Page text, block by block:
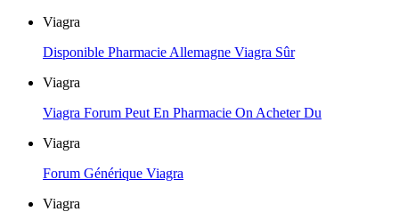
Viagra
Disponible Pharmacie Allemagne Viagra Sûr
Viagra
Viagra Forum Peut En Pharmacie On Acheter Du
Viagra
Forum Générique Viagra
Viagra